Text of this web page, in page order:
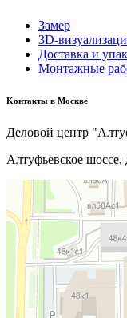
Замер
3D-
Доставка и
Монтажные
Kонтакты в Москве
Деловой центр
Алтуфьевское